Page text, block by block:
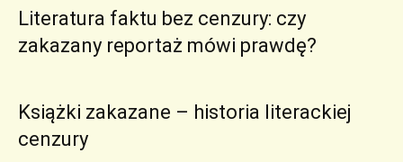
Literatura faktu bez cenzury: czy
zakazany reportaż mówi prawdę?
Książki zakazane – historia literackiej
cenzury